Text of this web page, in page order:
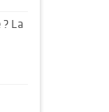
La